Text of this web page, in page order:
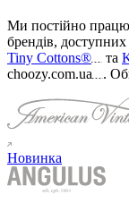
Ми постійно
брендів,
Tiny Cottons®
та
choozy.com.ua
.
Новинка